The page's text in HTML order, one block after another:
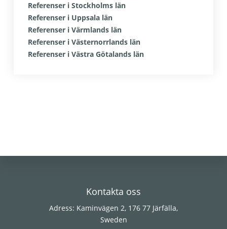
Referenser i Stockholms län
Referenser i Uppsala län
Referenser i Värmlands län
Referenser i Västernorrlands län
Referenser i Västra Götalands län
Kontakta oss
Adress: Kaminvägen 2, 176 77 Järfälla,
Sweden